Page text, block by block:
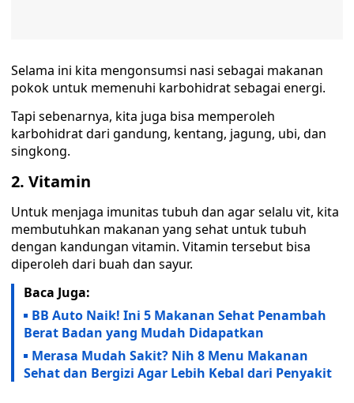
Selama ini kita mengonsumsi nasi sebagai makanan
pokok untuk memenuhi karbohidrat sebagai energi.
Tapi sebenarnya, kita juga bisa memperoleh
karbohidrat dari gandung, kentang, jagung, ubi, dan
singkong.
2. Vitamin
Untuk menjaga imunitas tubuh dan agar selalu vit, kita
membutuhkan makanan yang sehat untuk tubuh
dengan kandungan vitamin. Vitamin tersebut bisa
diperoleh dari buah dan sayur.
Baca Juga:
BB Auto Naik! Ini 5 Makanan Sehat Penambah
Berat Badan yang Mudah Didapatkan
Merasa Mudah Sakit? Nih 8 Menu Makanan
Sehat dan Bergizi Agar Lebih Kebal dari Penyakit